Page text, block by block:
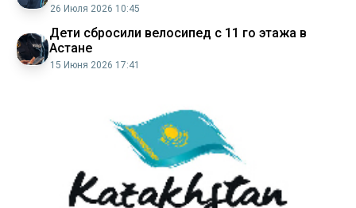
26 Июля 2026 10:45
Дети сбросили велосипед с 11 го этажа в
Астане
15 Июня 2026 17:41